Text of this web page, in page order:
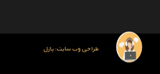
طراحی وب سایت: پازل